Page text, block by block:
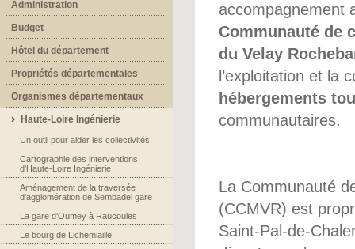
Administration
Budget
Hôtel du département
Propriétés départementales
Organismes départementaux
Haute-Loire Ingénierie
Un outil pour aider les collectivités
Cartographie des interventions
d'Haute-Loire Ingénierie
Aménagement de la traversée
d’agglomération de Sembadel gare
La gare d'Oumey à Raucoules
Le bourg de Lichemiaille
accompagnement
Communauté de
du Velay
l’exploitation et la
hébergements
communautaires.
La Communauté
(CCMVR) est
Saint-Pal-de-